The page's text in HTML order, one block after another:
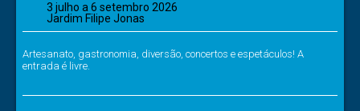
3 julho a 6 setembro 2026
Jardim Filipe Jonas
Artesanato, gastronomia, diversão, concertos e espetáculos! A
entrada é livre.